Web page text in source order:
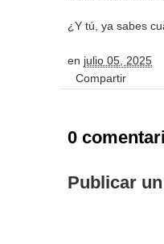
¿Y tú, ya sabes
en julio 05, 2025
Compartir
0
Publicar